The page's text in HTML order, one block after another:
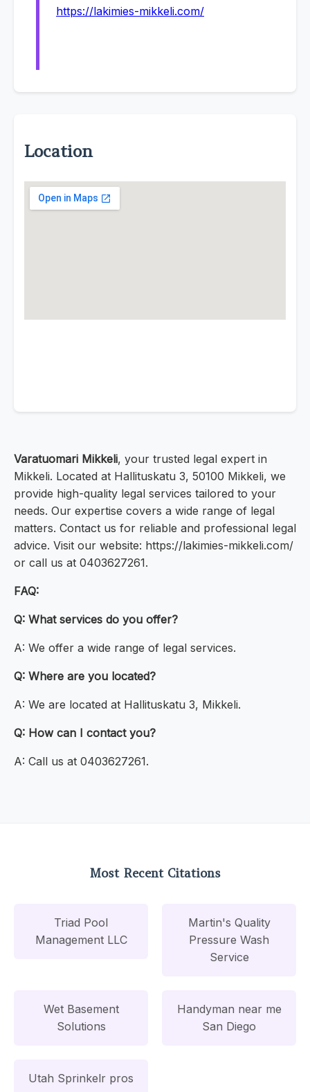
https://lakimies-mikkeli.com/
Location
Varatuomari Mikkeli, your trusted legal expert in
Mikkeli. Located at Hallituskatu 3, 50100 Mikkeli, we
provide high-quality legal services tailored to your
needs. Our expertise covers a wide range of legal
matters. Contact us for reliable and professional legal
advice. Visit our website: https://lakimies-mikkeli.com/
or call us at 0403627261.
FAQ:
Q: What services do you offer?
A: We offer a wide range of legal services.
Q: Where are you located?
A: We are located at Hallituskatu 3, Mikkeli.
Q: How can I contact you?
A: Call us at 0403627261.
Most Recent Citations
Triad Pool
Management LLC
Martin's Quality
Pressure Wash
Service
Wet Basement
Solutions
Handyman near me
San Diego
Utah Sprinkelr pros